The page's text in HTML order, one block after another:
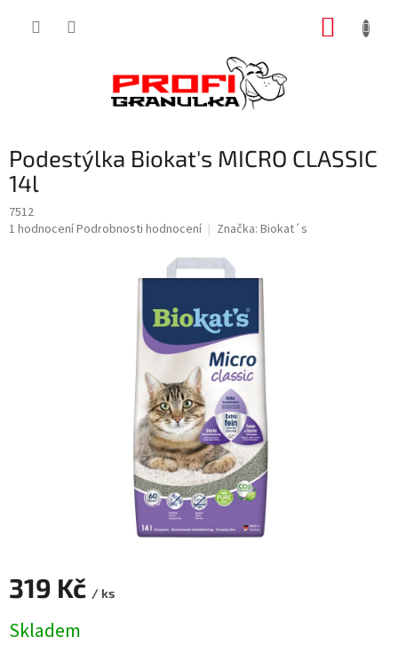
Podestýlka Biokat's MICRO CLASSIC
14l
7512
Průměrné
1 hodnoceníPodrobnosti hodnocení Značka: Biokat´s
319 Kč / ks
cena:
Skladem